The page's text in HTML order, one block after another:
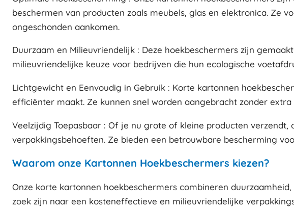
beschermen van producten zoals meubels, glas en elektronica. Ze
ongeschonden aankomen.
Duurzaam en Milieuvriendelijk : Deze hoekbeschermers zijn
milieuvriendelijke keuze voor bedrijven die hun ecologische
Lichtgewicht en Eenvoudig in Gebruik : Korte kartonnen
efficiënter maakt. Ze kunnen snel worden aangebracht zonder
Veelzijdig Toepasbaar : Of je nu grote of kleine producten
verpakkingsbehoeften. Ze bieden een betrouwbare bescherming
Waarom onze Kartonnen Hoekbeschermers kiezen?
Onze korte kartonnen hoekbeschermers combineren
zoek zijn naar een kosteneffectieve en milieuvriendelijke